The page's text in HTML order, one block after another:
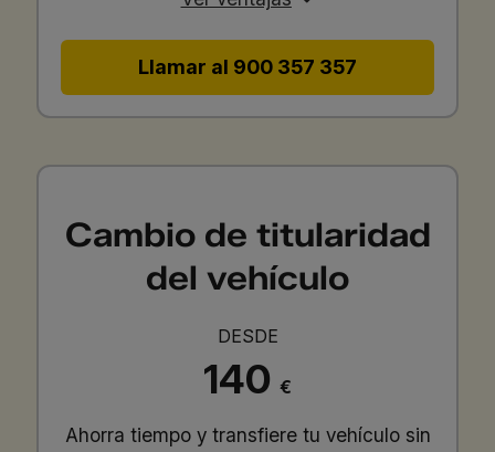
Llamar al 900 357 357
Cambio de titularidad
del vehículo
DESDE
140 €
Ahorra tiempo y transfiere tu vehículo sin